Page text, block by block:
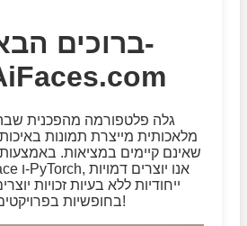
ברוכים
גלה פלטפורמה מהפכנית שבה
מלאכותית מייצרת תמונות
שאינם קיימים במציאות.
ייחודיות ללא בעיות זכויות
בחופשיות בפרויקטים שלך!